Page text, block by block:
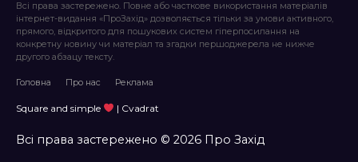
Всі права застережено. Повне або часткове використання матеріалів
інтернет-видання «ПроЗахід» дозволяється тільки за умови активного,
прямого, відкритого для пошукових систем гіперпосилання на
конкретну новину чи матеріал та згадки першоджерела не нижче
другого абзацу тексту.
Головна Про нас Реклама
Square and simple | Cvadrat
Всі права застережено © 2026 Про Захід